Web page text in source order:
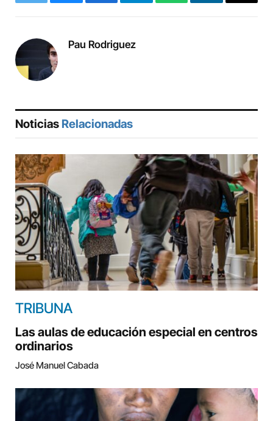
Twitter BlueskyFacebookTelegramWhatsAppLinkedInCopy
Pau Rodriguez
Noticias Relacionadas
TRIBUNA
Las aulas de educación especial en centros
ordinarios
José Manuel Cabada